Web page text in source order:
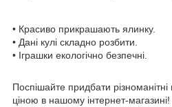
• Красиво прикрашають ялинку.
• Дані кулі складно розбити.
• Іграшки екологічно безпечні.
Поспішайте придбати
ціною в нашому інтернет-